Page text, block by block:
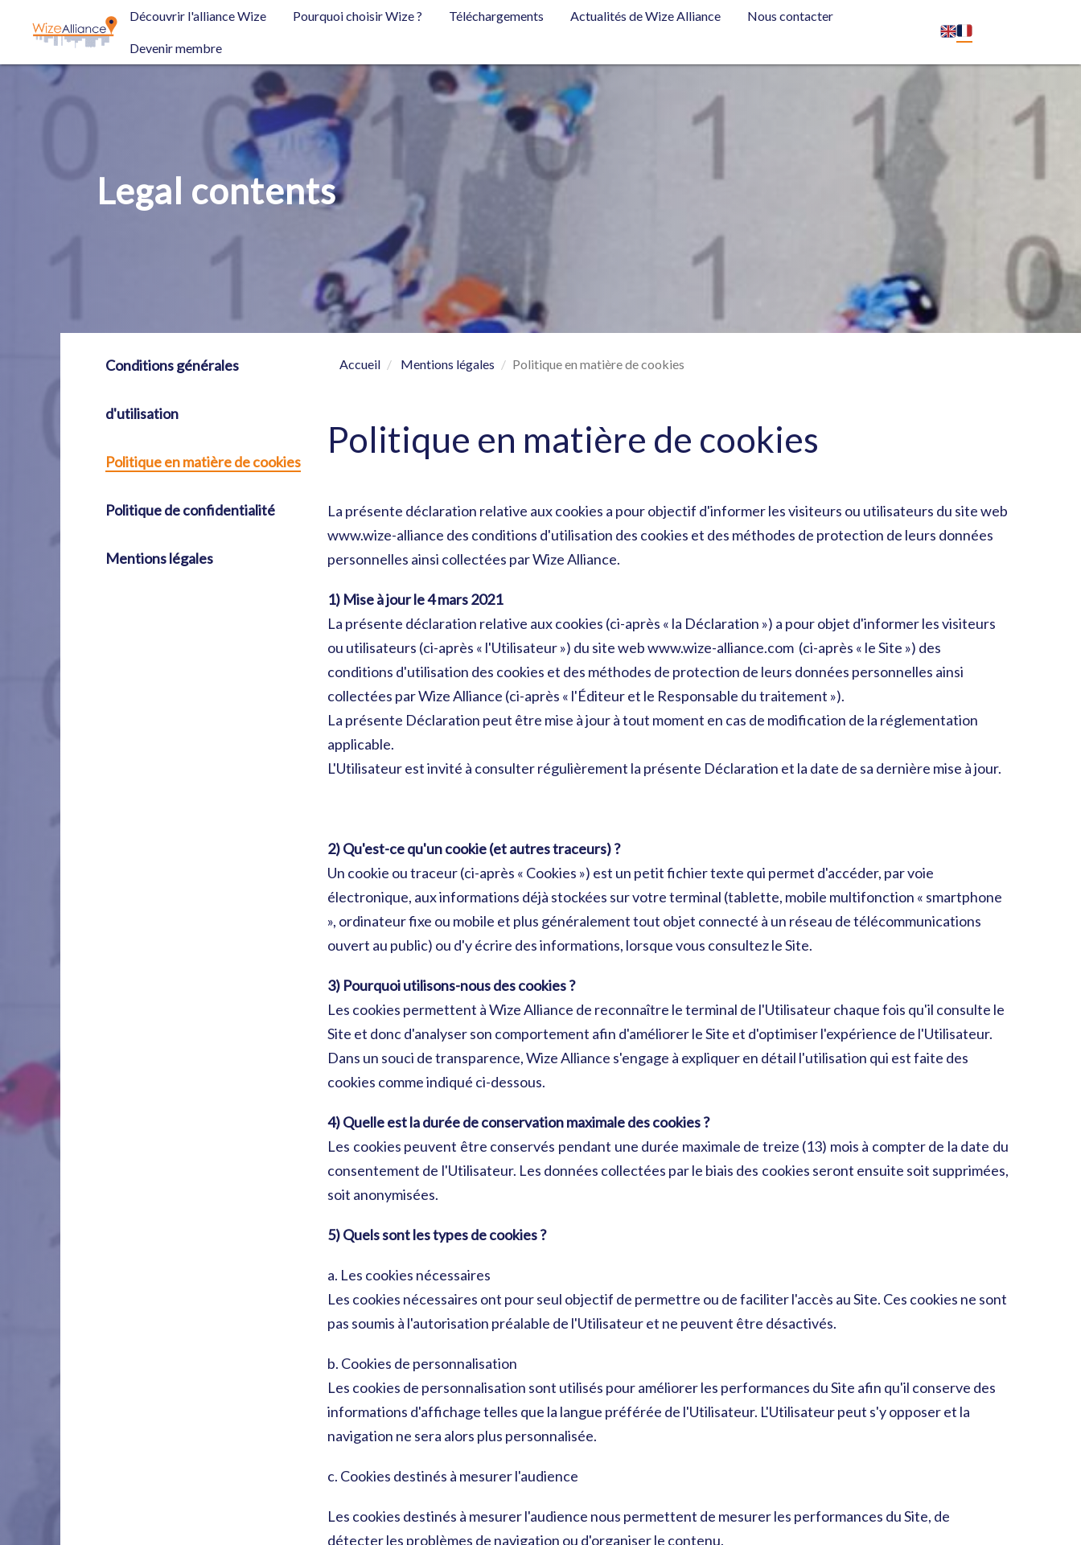
Découvrir l'alliance Wize Pourquoi choisir Wize ? Téléchargements Actualités de Wize Alliance Nous contacter
Devenir membre
Legal contents
Conditions générales
d'utilisation
Politique en matière de cookies
Politique de confidentialité
Mentions légales
Accueil Mentions légales Politique en matière de cookies
Politique en matière de cookies
La présente déclaration relative aux cookies a pour objectif d'informer les visiteurs ou utilisateurs du site web
www.wize-alliance des conditions d'utilisation des cookies et des méthodes de protection de leurs données
personnelles ainsi collectées par Wize Alliance.
1) Mise à jour le 4 mars 2021
La présente déclaration relative aux cookies (ci-après « la Déclaration ») a pour objet d'informer les visiteurs
ou utilisateurs (ci-après « l'Utilisateur ») du site web www.wize-alliance.com (ci-après « le Site ») des
conditions d'utilisation des cookies et des méthodes de protection de leurs données personnelles ainsi
collectées par Wize Alliance (ci-après « l'Éditeur et le Responsable du traitement »).
La présente Déclaration peut être mise à jour à tout moment en cas de modification de la réglementation
applicable.
L'Utilisateur est invité à consulter régulièrement la présente Déclaration et la date de sa dernière mise à jour.
2) Qu'est-ce qu'un cookie (et autres traceurs) ?
Un cookie ou traceur (ci-après « Cookies ») est un petit fichier texte qui permet d'accéder, par voie
électronique, aux informations déjà stockées sur votre terminal (tablette, mobile multifonction « smartphone
», ordinateur fixe ou mobile et plus généralement tout objet connecté à un réseau de télécommunications
ouvert au public) ou d'y écrire des informations, lorsque vous consultez le Site.
3) Pourquoi utilisons-nous des cookies ?
Les cookies permettent à Wize Alliance de reconnaître le terminal de l'Utilisateur chaque fois qu'il consulte le
Site et donc d'analyser son comportement afin d'améliorer le Site et d'optimiser l'expérience de l'Utilisateur.
Dans un souci de transparence, Wize Alliance s'engage à expliquer en détail l'utilisation qui est faite des
cookies comme indiqué ci-dessous.
4) Quelle est la durée de conservation maximale des cookies ?
Les cookies peuvent être conservés pendant une durée maximale de treize (13) mois à compter de la date du
consentement de l'Utilisateur. Les données collectées par le biais des cookies seront ensuite soit supprimées,
soit anonymisées.
5) Quels sont les types de cookies ?
a. Les cookies nécessaires
Les cookies nécessaires ont pour seul objectif de permettre ou de faciliter l'accès au Site. Ces cookies ne sont
pas soumis à l'autorisation préalable de l'Utilisateur et ne peuvent être désactivés.
b. Cookies de personnalisation
Les cookies de personnalisation sont utilisés pour améliorer les performances du Site afin qu'il conserve des
informations d'affichage telles que la langue préférée de l'Utilisateur. L'Utilisateur peut s'y opposer et la
navigation ne sera alors plus personnalisée.
c. Cookies destinés à mesurer l'audience
Les cookies destinés à mesurer l'audience nous permettent de mesurer les performances du Site, de
détecter les problèmes de navigation ou d'organiser le contenu.